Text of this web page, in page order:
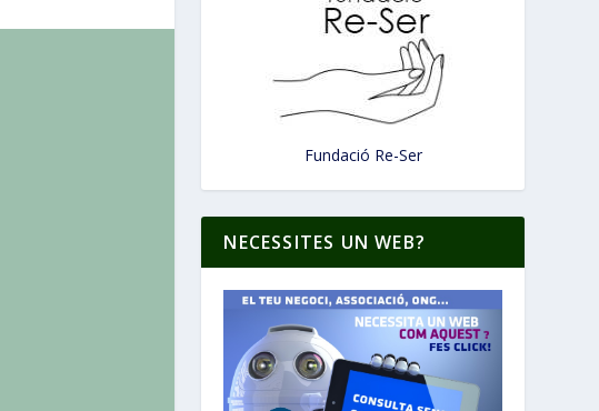
Fundació Re-Ser
NECESSITES UN WEB?